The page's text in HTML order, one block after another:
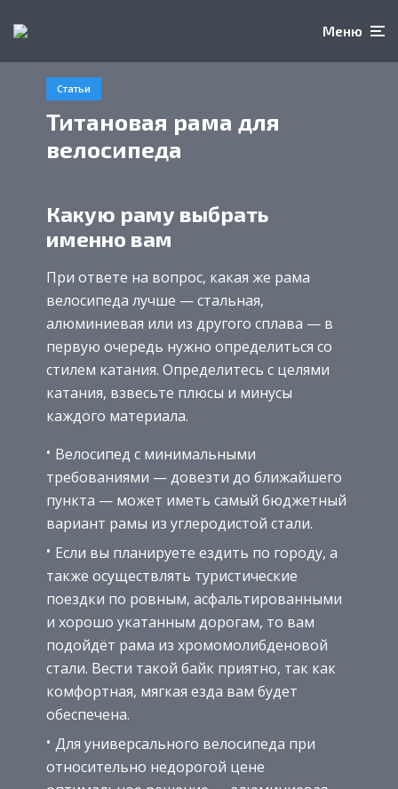
Меню
Статьи
Титановая рама для
велосипеда
Какую раму выбрать
именно вам
При ответе на вопрос, какая же рама
велосипеда лучше — стальная,
алюминиевая или из другого сплава — в
первую очередь нужно определиться со
стилем катания. Определитесь с целями
катания, взвесьте плюсы и минусы
каждого материала.
Велосипед с минимальными
требованиями — довезти до ближайшего
пункта — может иметь самый бюджетный
вариант рамы из углеродистой стали.
Если вы планируете ездить по городу, а
также осуществлять туристические
поездки по ровным, асфальтированными
и хорошо укатанным дорогам, то вам
подойдёт рама из хромомолибденовой
стали. Вести такой байк приятно, так как
комфортная, мягкая езда вам будет
обеспечена.
Для универсального велосипеда при
относительно недорогой цене